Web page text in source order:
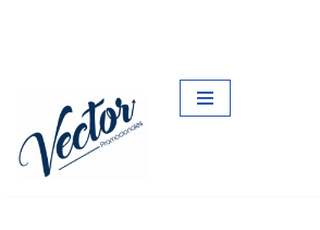
contenido